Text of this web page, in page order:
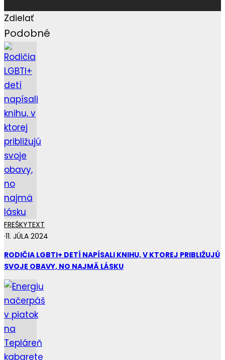
Zdielať
Podobné
FREŠKYTEXT
·11. JÚLA 2024
RODIČIA LGBTI+ DETÍ NAPÍSALI KNIHU, V KTOREJ PRIBLIŽUJÚ
SVOJE OBAVY, NO NAJMÄ LÁSKU